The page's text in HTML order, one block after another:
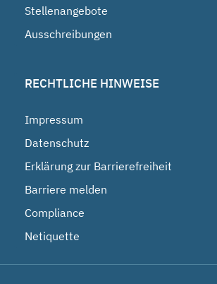
Stellenangebote
Ausschreibungen
RECHTLICHE HINWEISE
Impressum
Datenschutz
Erklärung zur Barrierefreiheit
Barriere melden
Compliance
Netiquette